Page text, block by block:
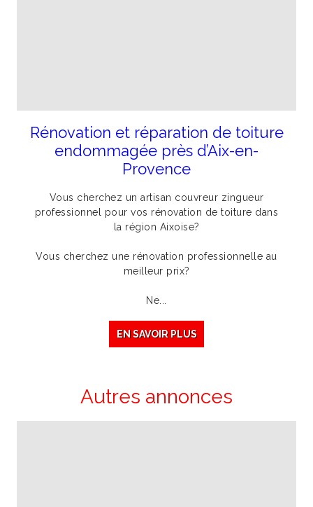
Rénovation et réparation de toiture
endommagée près d’Aix-en-
Provence
Vous cherchez un artisan couvreur zingueur
professionnel pour vos rénovation de toiture dans
la région Aixoise?
Vous cherchez une rénovation professionnelle au
meilleur prix?
Ne...
EN SAVOIR PLUS
Autres annonces